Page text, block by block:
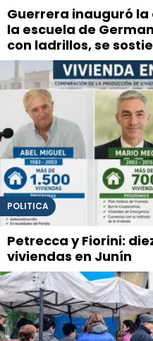
Guerrera inauguró
la escuela de
con ladrillos, se
POLITICA
Petrecca y Fiorini:
viviendas en Junín